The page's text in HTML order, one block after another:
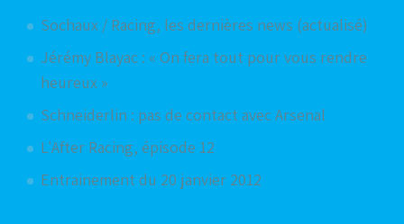
Sochaux / Racing, les dernières news (actualisé)
Jérémy Blayac : « On fera tout pour vous rendre
heureux »
Schneiderlin : pas de contact avec Arsenal
L'After Racing, épisode 12
Entrainement du 20 janvier 2012